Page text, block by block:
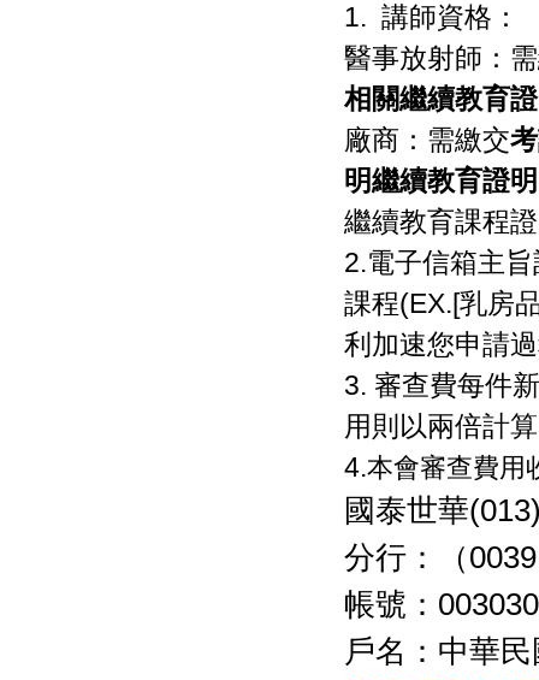
1. 講師資格：
醫事放射師：
相關繼續教育
廠商：需繳交
明繼續教育證明
繼續教育課程
2.電子信箱主
課程(EX.[乳房
利加速您申請
3. 審查費每件
用則以兩倍計
4.本會審查費用
國泰世華
分行：（
帳號：
戶名：中華